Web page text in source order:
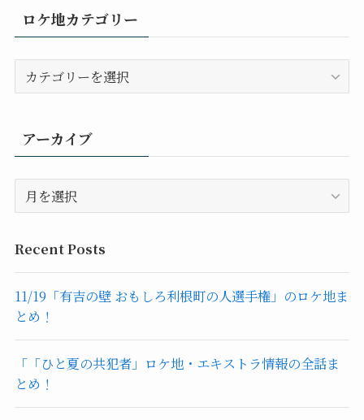
ロケ地カテゴリー
ケ
テ
ー
アーカイブ
ー
イ
ブ
Recent Posts
11/19「有吉の壁 おもしろ利根町の人選手権」のロケ地ま
とめ！
「「ひと夏の共犯者」ロケ地・エキストラ情報の全話ま
とめ！